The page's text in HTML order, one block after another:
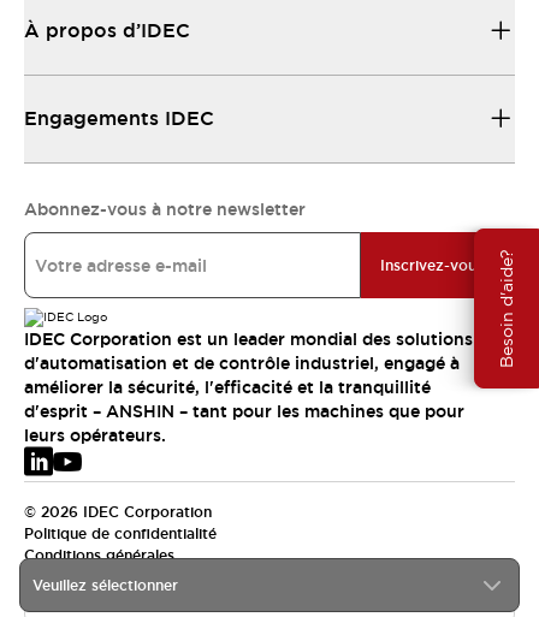
Besoin d'aide?
Veuillez sélectionner
À propos d’IDEC
Engagements IDEC
Abonnez-vous à notre newsletter
Inscrivez-vous
IDEC Corporation est un leader mondial des solutions
d'automatisation et de contrôle industriel, engagé à
améliorer la sécurité, l'efficacité et la tranquillité
d'esprit – ANSHIN – tant pour les machines que pour
leurs opérateurs.
© 2026 IDEC Corporation
Politique de confidentialité
Conditions générales
EMEA